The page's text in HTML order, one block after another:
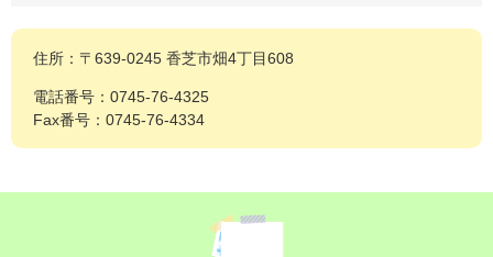
住所：〒639-0245 香芝市畑4丁目608
電話番号：0745-76-4325
Fax番号：0745-76-4334